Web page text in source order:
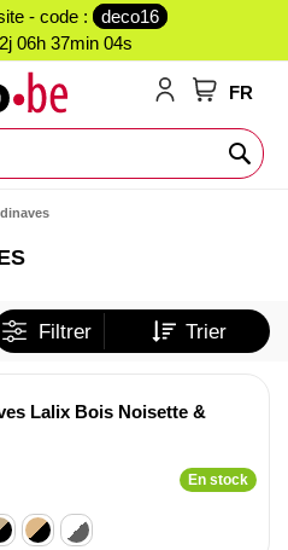
- code :
deco16
06h 37min 04s
FR
Filtrer Trier
Lalix Bois Noisette &
En stock